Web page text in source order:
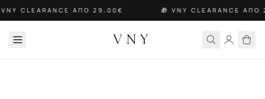
CLEARANCE ΑΠΟ 29,00€ 🎁 VNY CLEARANCE
VNY